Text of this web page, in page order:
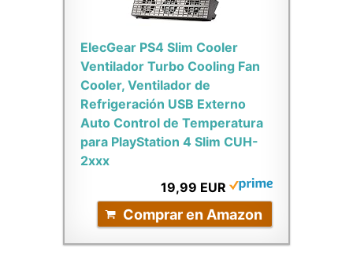
ElecGear PS4 Slim Cooler
Ventilador Turbo Cooling Fan
Cooler, Ventilador de
Refrigeración USB Externo
Auto Control de Temperatura
para PlayStation 4 Slim CUH-
2xxx
19,99 EUR
Comprar en Amazon